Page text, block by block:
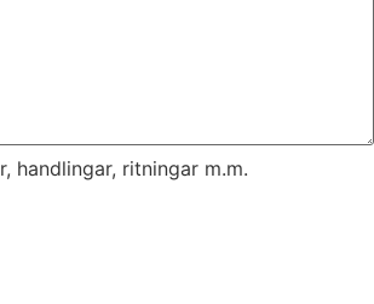
handlingar, ritningar m.m.